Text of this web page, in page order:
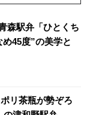
森駅弁「ひとくち
45度”の美学と
リ茶瓶が勢ぞろ